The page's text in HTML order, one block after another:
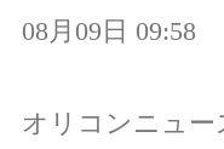
08月09日 09:58
オリコンニュー